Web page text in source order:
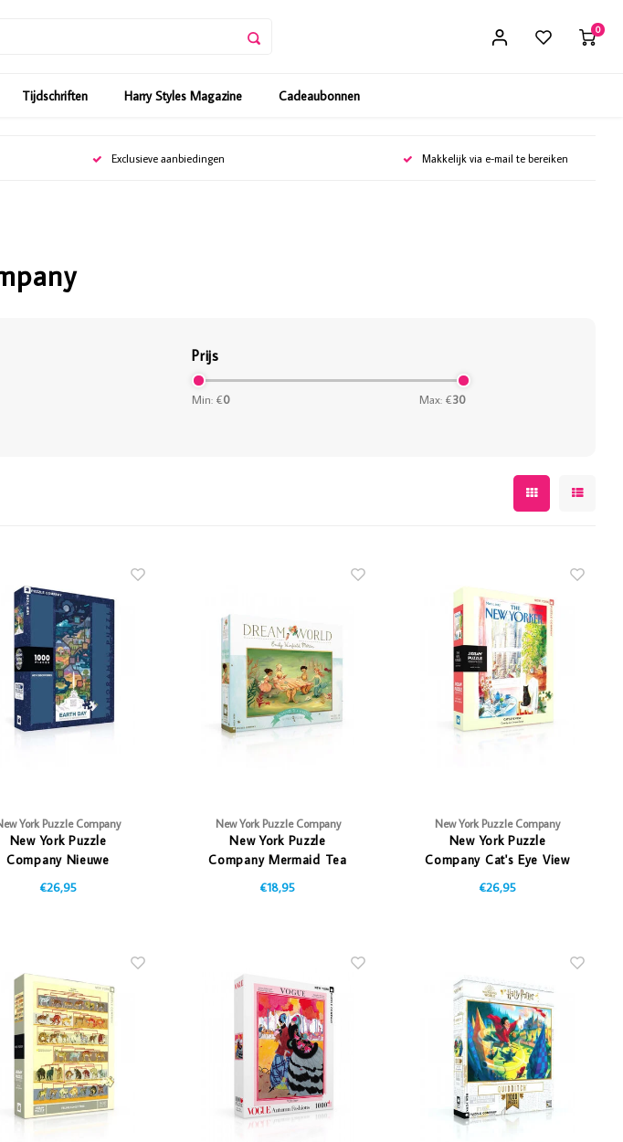
0
Tijdschriften Harry Styles Magazine Cadeaubonnen
Exclusieve aanbiedingen Makkelijk via e-mail te bereiken
Prijs
Min: €0 Max: €30
York Puzzle Company
New York Puzzle
Company Nieuwe
Ontdekkingen
€26,95
New York Puzzle Company
New York Puzzle
Company Mermaid Tea
Party
€18,95
New York Puzzle Company
New York Puzzle
Company Cat's Eye View
€26,95